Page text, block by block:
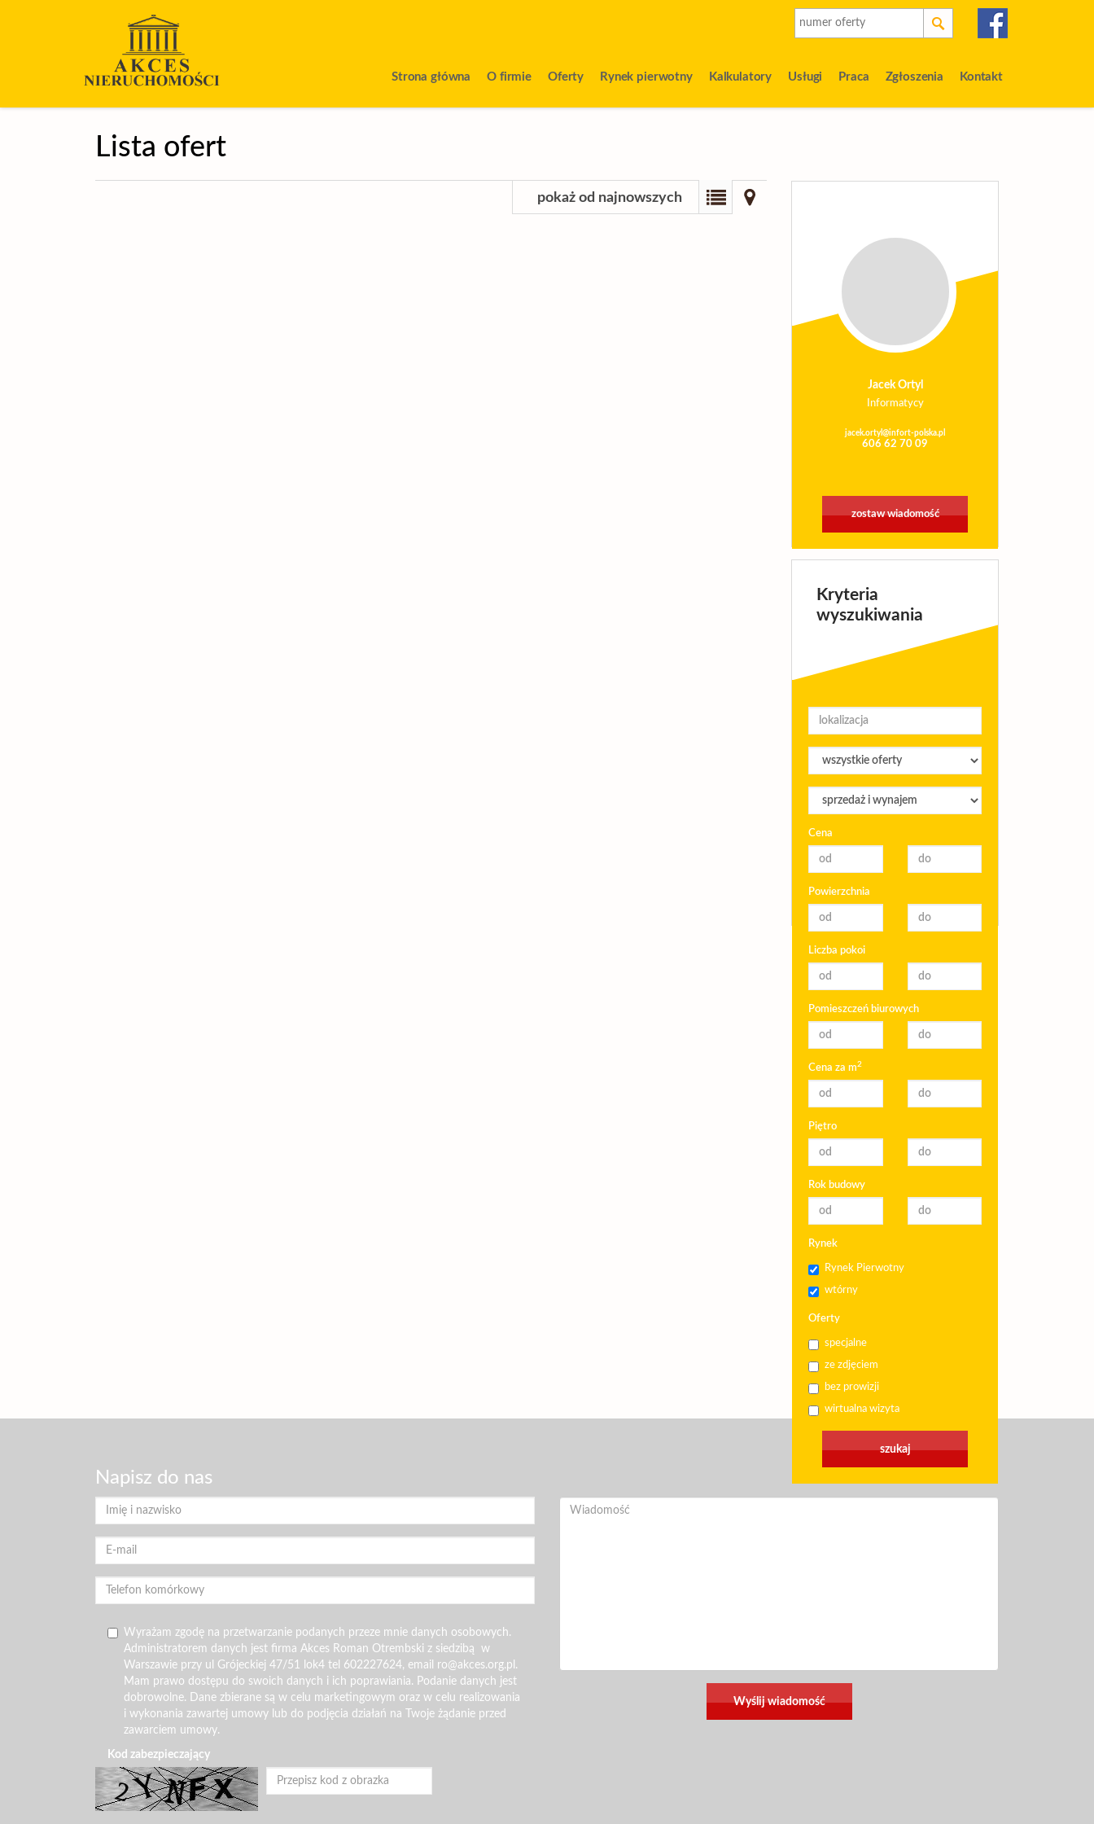
Strona główna O firmie Oferty Rynek pierwotny Kalkulatory Usługi Praca Zgłoszenia Kontakt
Lista ofert
pokaż od najnowszych
Jacek Ortyl
Informatycy
jacek.ortyl@infort-polska.pl
606 62 70 09
zostaw wiadomość
Kryteria
wyszukiwania
Cena
Powierzchnia
Liczba pokoi
Pomieszczeń biurowych
Cena za m2
Piętro
Rok budowy
Rynek
Rynek Pierwotny
wtórny
Oferty
specjalne
ze zdjęciem
bez prowizji
wirtualna wizyta
Napisz do nas
Wyrażam zgodę na przetwarzanie podanych przeze mnie danych osobowych.
Administratorem danych jest firma Akces Roman Otrembski z siedzibą w
Warszawie przy ul Grójeckiej 47/51 lok4 tel 602227624, email ro@akces.org.pl.
Mam prawo dostępu do swoich danych i ich poprawiania. Podanie danych jest
dobrowolne. Dane zbierane są w celu marketingowym oraz w celu realizowania
i wykonania zawartej umowy lub do podjęcia działań na Twoje żądanie przed
zawarciem umowy.
Kod zabezpieczający